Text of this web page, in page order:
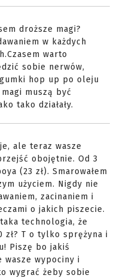
droższe magi?
w każdych
warto
sobie nerwów,
hop up po oleju
muszą być
tako działały.
ale teraz wasze
obojętnie. Od 3
(23 zł). Smarowałem
użyciem. Nigdy nie
zacinaniem i
o jakich piszecie.
technologia, że
zł? T o tylko sprężyna i
Piszę bo jakiś
wypociny i
wygrać żeby sobie